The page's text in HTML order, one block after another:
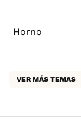
Horno
VER MÁS TEMAS